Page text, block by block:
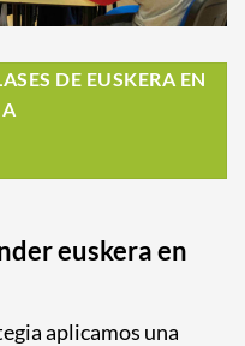
DE EUSKERA EN
euskera en
aplicamos una